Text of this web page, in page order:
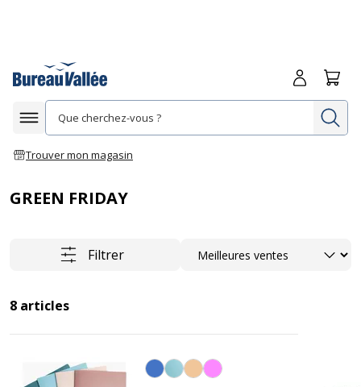
Afficher la navigation
Trouver mon magasin
Me
GREEN FRIDAY
Filtrer Trier
8 articles
Personnalisation de la couleur